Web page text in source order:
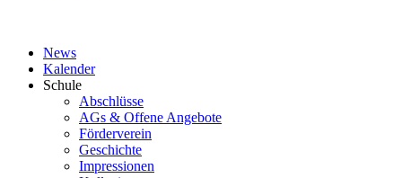
News
Kalender
Schule
Abschlüsse
AGs & Offene Angebote
Förderverein
Geschichte
Impressionen